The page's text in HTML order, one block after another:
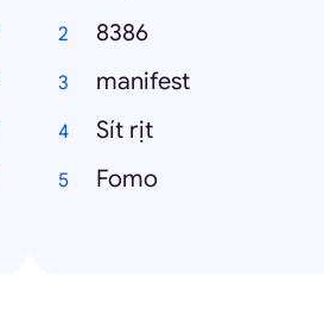
8386
manifest
Sít rịt
Fomo